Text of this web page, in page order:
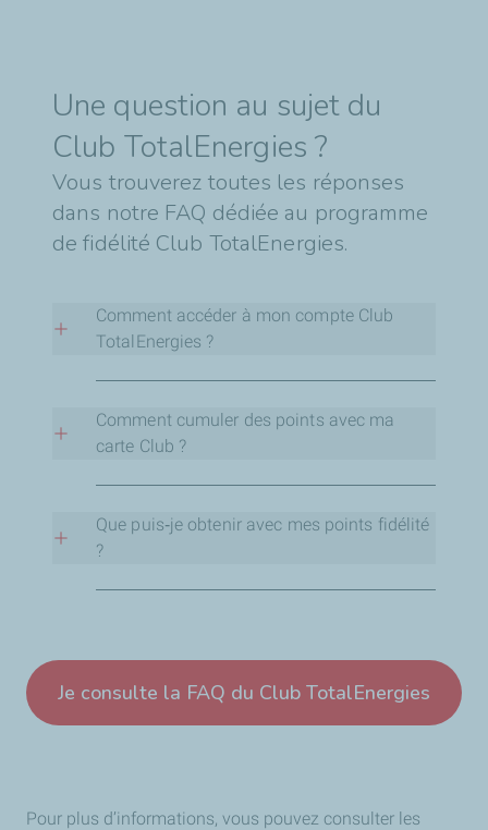
Une question au sujet du
Club TotalEnergies ?
Vous trouverez toutes les réponses
dans notre FAQ dédiée au programme
de fidélité Club TotalEnergies.
Comment accéder à mon compte Club
TotalEnergies ?
de vous connecter à l'application Services -
TotalEnergies (avec la même adresse email que
Me connecter à mon espace Club
Comment cumuler des points avec ma
carte Club ?
Que puis‑je obtenir avec mes points fidélité
?
Comptoir des Arômes, des e-recharges lavage à
la marque Wash, ou des crédits fidélité à
dépenser en boutique ou carburant.
Je consulte la FAQ du Club TotalEnergies
Pour plus d’informations, vous pouvez consulter les